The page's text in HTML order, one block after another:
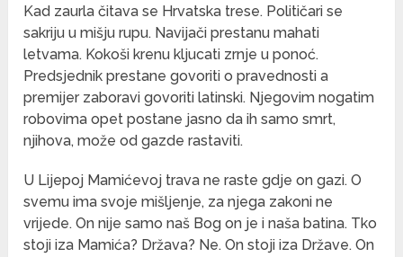
Kad zaurla čitava se Hrvatska trese. Političari se
sakriju u mišju rupu. Navijači prestanu mahati
letvama. Kokoši krenu kljucati zrnje u ponoć.
Predsjednik prestane govoriti o pravednosti a
premijer zaboravi govoriti latinski. Njegovim nogatim
robovima opet postane jasno da ih samo smrt,
njihova, može od gazde rastaviti.
U Lijepoj Mamićevoj trava ne raste gdje on gazi. O
svemu ima svoje mišljenje, za njega zakoni ne
vrijede. On nije samo naš Bog on je i naša batina. Tko
stoji iza Mamića? Država? Ne. On stoji iza Države. On